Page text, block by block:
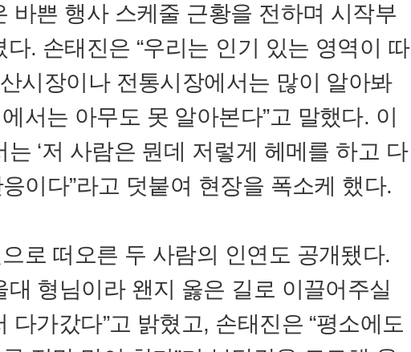
바쁜 행사 스케줄 근황을 전하며 시작부
다. 손태진은 “우리는 인기 있는 영역이 따
산시장이나 전통시장에서는 많이 알아봐
서는 아무도 못 알아본다”고 말했다. 이
는 ‘저 사람은 뭔데 저렇게 헤메를 하고 다
응이다”라고 덧붙여 현장을 폭소케 했다.
로 떠오른 두 사람의 인연도 공개됐다.
대 형님이라 왠지 옳은 길로 이끌어주실
다가갔다”고 밝혔고, 손태진은 “평소에도